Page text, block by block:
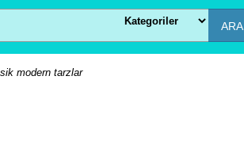
ARA
modern tarzlar